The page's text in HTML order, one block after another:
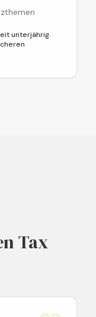
unterjährig.
Tax